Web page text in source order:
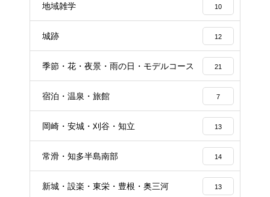
地域雑学 10
城跡 12
季節・花・夜景・雨の日・モデルコース 21
宿泊・温泉・旅館 7
岡崎・安城・刈谷・知立 13
常滑・知多半島南部 14
新城・設楽・東栄・豊根・奥三河 13